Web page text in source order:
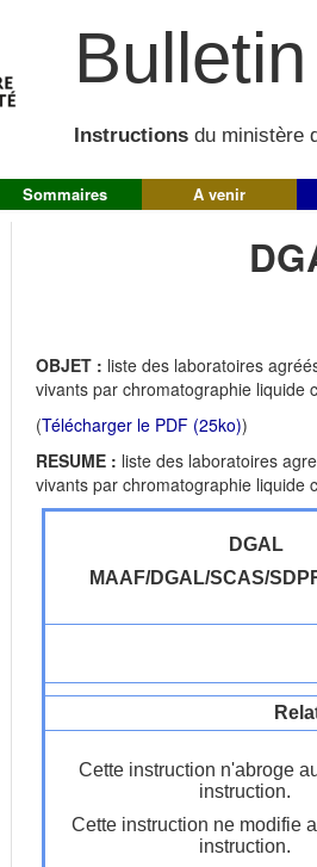
Instructions du ministère
Sommaires A venir
OBJET : liste des laboratoires
vivants par chromatographie liquide
(Télécharger le PDF (25ko))
RESUME : liste des laboratoires
vivants par chromatographie liquide
DGAL
MAAF/DGAL/SCAS/
Cette instruction n'abroge
instruction.
Cette instruction ne modifie
instruction.